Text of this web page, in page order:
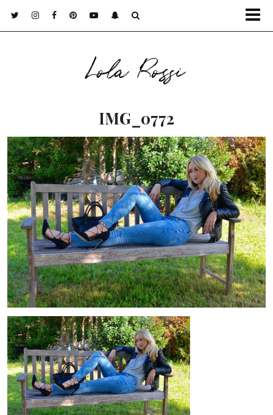
Lola Rossi
IMG_0772